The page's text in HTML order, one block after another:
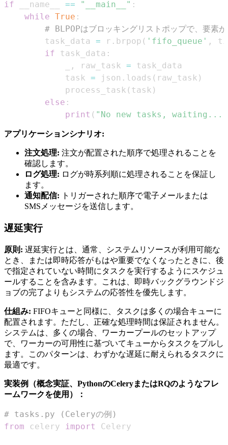
if __name__ == "__main__" :
while True :
# BLPOPはブロッキングリストポップで、要素
        task_data
= r . brpop ( 'fifo_queue' ,
if task_data :
, raw_task =
            task
= json . loads ( raw_task )
            process_task
( task )
else :
print ( "No new tasks, waiting..."
アプリケーションシナリオ:
注文処理: 注文が配置された順序で処理されることを
確認します。
ログ処理: ログが時系列順に処理されることを保証し
ます。
通知配信: トリガーされた順序で電子メールまたは
SMSメッセージを送信します。
遅延実行
原則: 遅延実行とは、通常、システムリソースが利用可能な
とき、または即時応答がもはや重要でなくなったときに、後
で指定されていない時間にタスクを実行するようにスケジュ
ールすることを含みます。これは、即時バックグラウンドジ
ョブの完了よりもシステムの応答性を優先します。
仕組み: FIFOキューと同様に、タスクは多くの場合キューに
配置されます。ただし、正確な処理時間は保証されません。
システムは、多くの場合、ワーカープールのセットアップ
で、ワーカーの可用性に基づいてキューからタスクをプルし
ます。このパターンは、わずかな遅延に耐えられるタスクに
最適です。
実装例（概念実証、PythonのCeleryまたはRQのようなフレ
ームワークを使用）：
# tasks.py (Celeryの例)
from celery import